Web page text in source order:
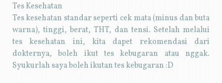
Tes Kesehatan
Tes kesehatan standar seperti cek mata (minus dan buta
warna), tinggi, berat, THT, dan tensi. Setelah melalui
tes kesehatan ini, kita dapet rekomendasi dari
dokternya, boleh ikut tes kebugaran atau nggak.
Syukurlah saya boleh ikutan tes kebugaran :D